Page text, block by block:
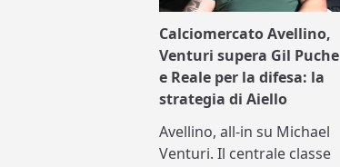
Calciomercato Avellino,
Venturi supera Gil Puche
e Reale per la difesa: la
strategia di Aiello
Avellino, all-in su Michael
Venturi. Il centrale classe